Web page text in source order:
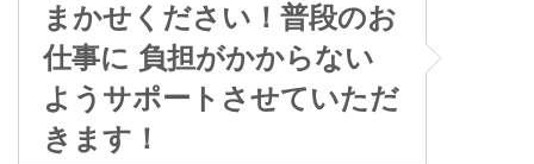
まかせください！普段のお
仕事に 負担がかからない
ようサポートさせていただ
きます！